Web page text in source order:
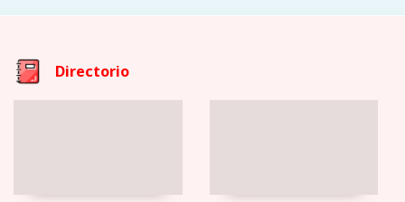
Directorio